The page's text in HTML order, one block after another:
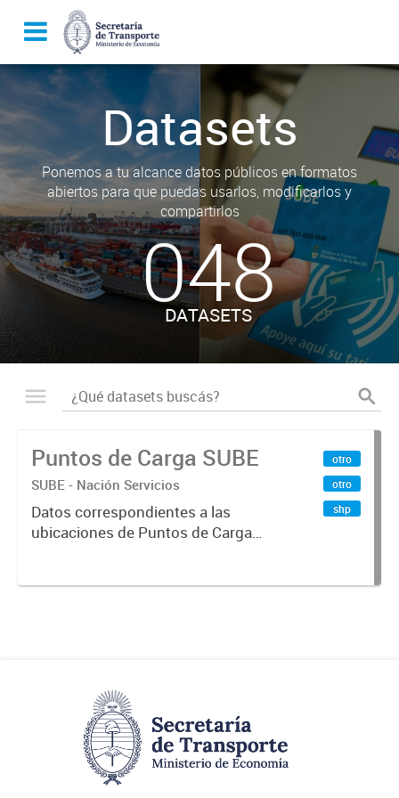
Datasets
Ponemos a tu alcance datos públicos en formatos
abiertos para que puedas usarlos, modificarlos y
compartirlos
048
DATASETS
Puntos de Carga SUBE
SUBE - Nación Servicios
Datos correspondientes a las
ubicaciones de Puntos de Carga
otro
otro
shp